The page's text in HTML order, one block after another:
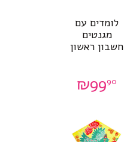
לומדים עם
מגנטים
חשבון ראשון
₪9990